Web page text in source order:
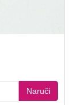
Naruči